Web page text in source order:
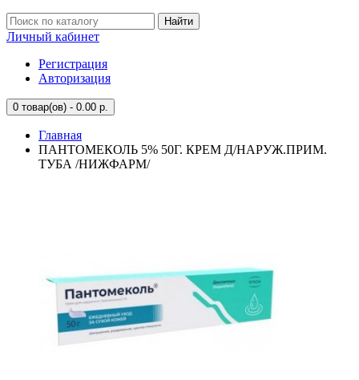
Найти
Личный кабинет
Регистрация
Авторизация
0 товар(ов) - 0.00 р.
Главная
ПАНТОМЕКОЛЬ 5% 50Г. КРЕМ Д/НАРУЖ.ПРИМ.
ТУБА /НИЖФАРМ/